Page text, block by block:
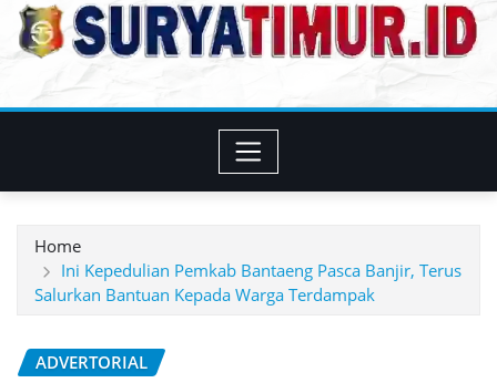
Home
Ini Kepedulian Pemkab Bantaeng Pasca Banjir, Terus
Salurkan Bantuan Kepada Warga Terdampak
ADVERTORIAL